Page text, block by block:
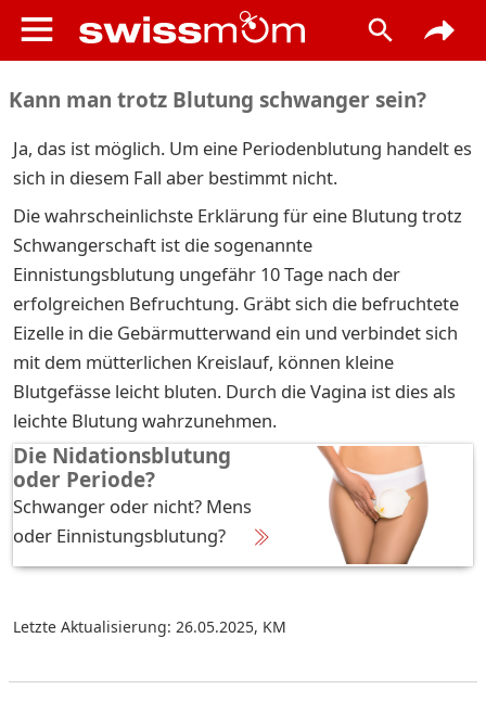
Kann man trotz Blutung schwanger sein?
Ja, das ist möglich. Um eine Periodenblutung handelt es
sich in diesem Fall aber bestimmt nicht.
Die wahrscheinlichste Erklärung für eine Blutung trotz
Schwangerschaft ist die sogenannte
Einnistungsblutung ungefähr 10 Tage nach der
erfolgreichen Befruchtung. Gräbt sich die befruchtete
Eizelle in die Gebärmutterwand ein und verbindet sich
mit dem mütterlichen Kreislauf, können kleine
Blutgefässe leicht bluten. Durch die Vagina ist dies als
leichte Blutung wahrzunehmen.
Die Nidationsblutung
oder Periode?
Schwanger oder nicht? Mens
oder Einnistungsblutung?
Letzte Aktualisierung: 26.05.2025, KM